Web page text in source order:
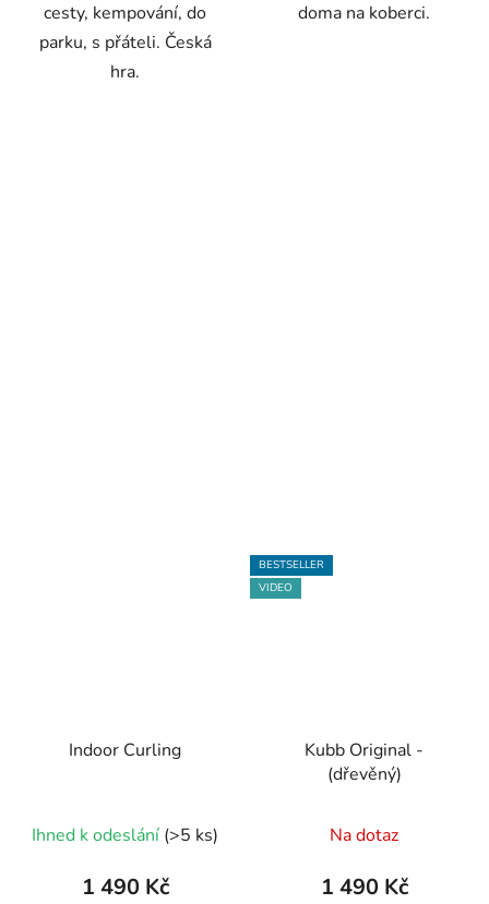
cesty, kempování, do
parku, s přáteli. Česká
hra.
doma na koberci.
Indoor Curling
Ihned k odeslání (>5 ks)
1 490 Kč
BESTSELLER
VIDEO
Kubb Original -
(dřevěný)
hodnocení
produktu
Na dotaz
1 490 Kč